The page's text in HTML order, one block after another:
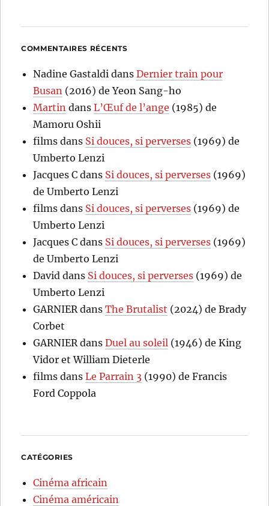
COMMENTAIRES RÉCENTS
Nadine Gastaldi dansDernier train pour
Busan (2016) de Yeon Sang-ho
Martin dansL’Œuf de l’ange (1985) de
Mamoru Oshii
films dans Si douces, si perverses (1969) de
Umberto Lenzi
Jacques C dans Si douces, si perverses (1969)
de Umberto Lenzi
films dans Si douces, si perverses (1969) de
Umberto Lenzi
Jacques C dans Si douces, si perverses (1969)
de Umberto Lenzi
David dans Si douces, si perverses (1969) de
Umberto Lenzi
GARNIER dansThe Brutalist (2024) de Brady
Corbet
GARNIER dansDuel au soleil (1946) de King
Vidor et William Dieterle
films dansLe Parrain 3 (1990) de Francis
Ford Coppola
CATÉGORIES
Cinéma africain
Cinéma américain